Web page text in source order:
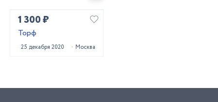
1 300 ₽
Торф
25 декабря 2020 Москва